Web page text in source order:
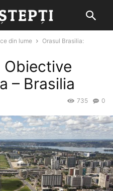
din lume
Orasul Brasilia:
Obiective
– Brasilia
0
735